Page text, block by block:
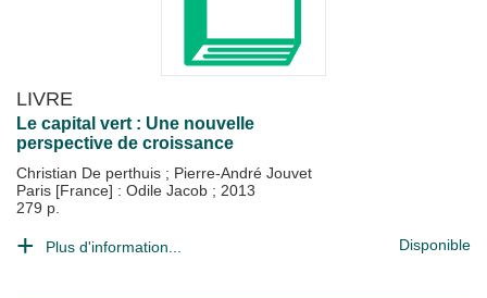
LIVRE
Le capital vert : Une nouvelle
perspective de croissance
Christian De perthuis ; Pierre-André Jouvet
Paris [France] : Odile Jacob ; 2013
279 p.
Plus d'information... Disponible